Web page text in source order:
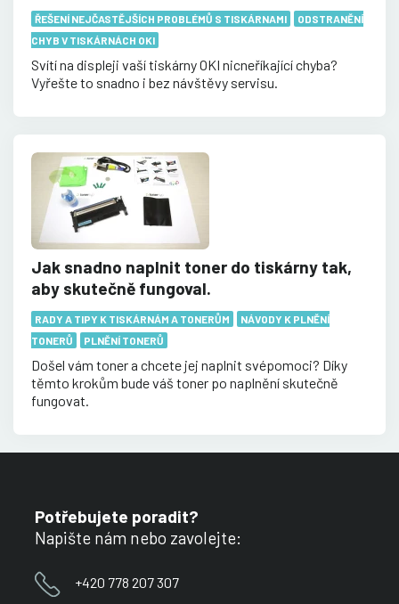
ŘEŠENÍ NEJČASTĚJŠÍCH PROBLÉMŮ S TISKÁRNAMI
ODSTRANĚNÍ
CHYB V TISKÁRNÁCH OKI
Svítí na displeji vaší tiskárny OKI nicneříkající chyba?
Vyřešte to snadno i bez návštěvy servisu.
Jak snadno naplnit toner do tiskárny tak,
aby skutečně fungoval.
RADY A TIPY K TISKÁRNÁM A TONERŮM
NÁVODY K PLNĚNÍ
TONERŮ
PLNĚNÍ TONERŮ
Došel vám toner a chcete jej naplnit svépomoci? Díky
těmto krokům bude váš toner po naplnění skutečně
fungovat.
Potřebujete poradit?
Napište nám nebo zavolejte:
+420 778 207 307